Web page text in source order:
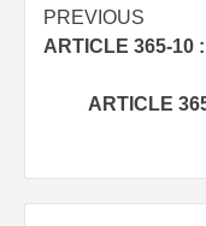
Post
PREVIOUS
ARTICLE 365-10
ARTICLE